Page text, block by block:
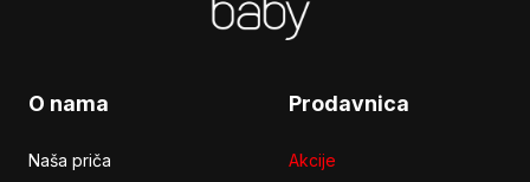
O nama
Naša priča
Prodavnica
Akcije